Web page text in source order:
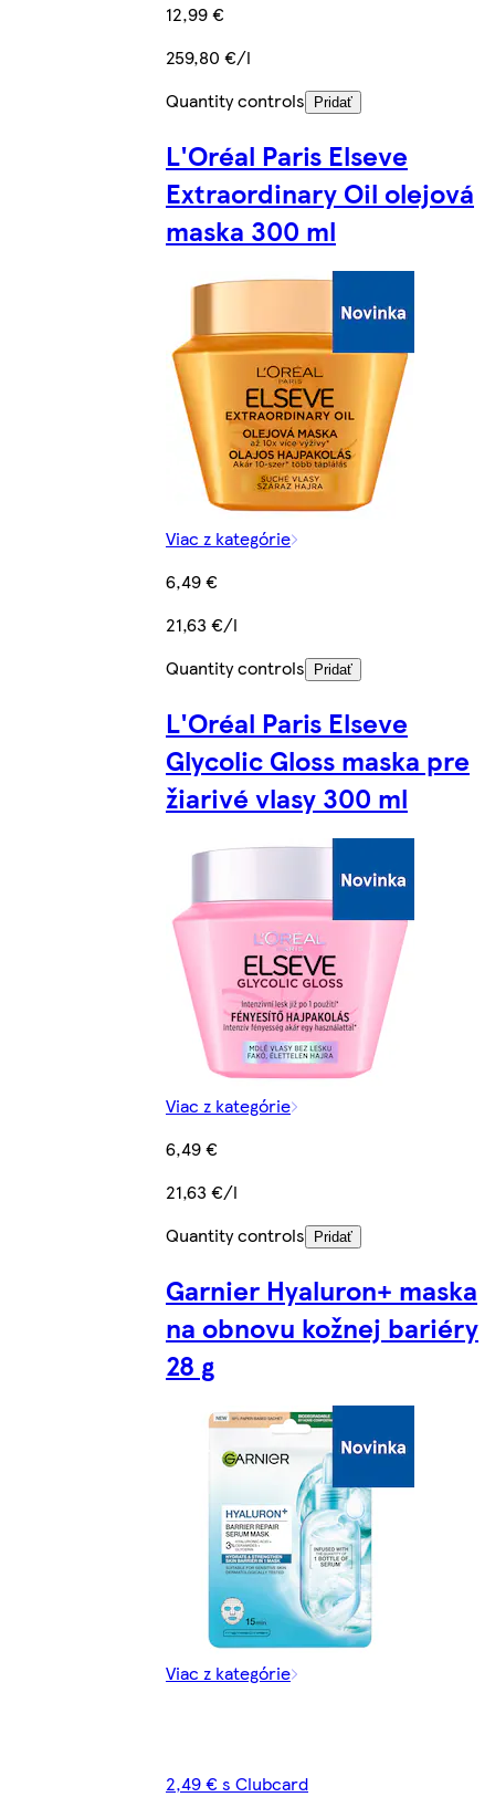
12,99 €
259,80 €/l
Quantity controls
Pridať
L'Oréal Paris Elseve
Extraordinary Oil olejová
maska 300 ml
Viac z kategórie
6,49 €
21,63 €/l
Quantity controls
Pridať
L'Oréal Paris Elseve
Glycolic Gloss maska pre
žiarivé vlasy 300 ml
Viac z kategórie
6,49 €
21,63 €/l
Quantity controls
Pridať
Garnier Hyaluron+ maska
na obnovu kožnej bariéry
28 g
Viac z kategórie
2,49 € s Clubcard